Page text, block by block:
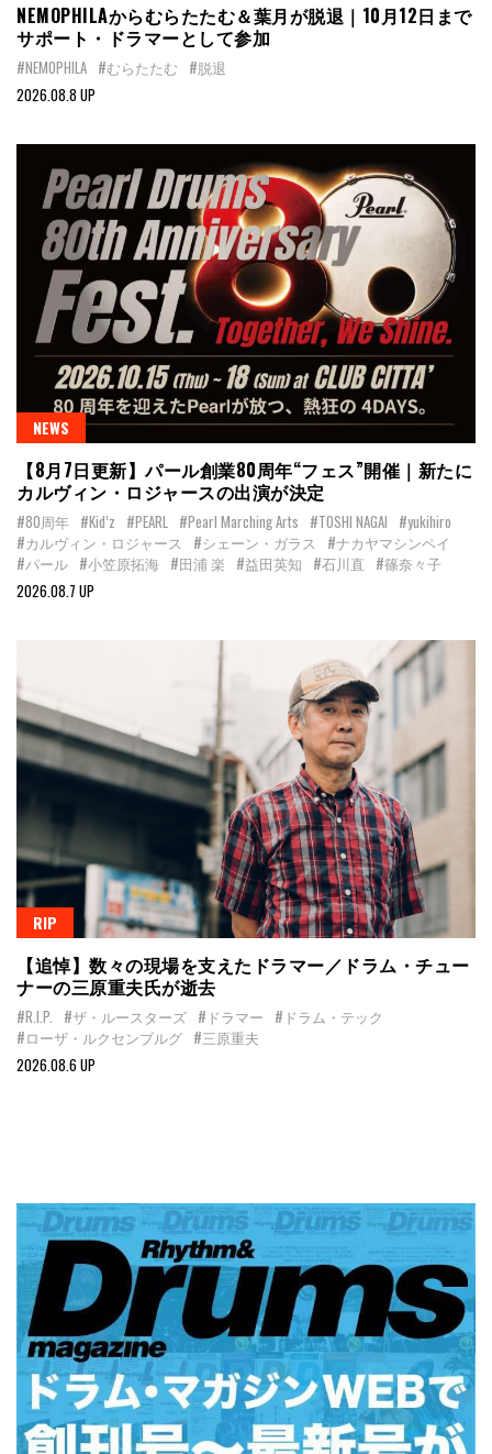
NEMOPHILAからむらたたむ＆葉月が脱退｜10月12日まで
サポート・ドラマーとして参加
#NEMOPHILA #むらたたむ #脱退
2026.08.8 UP
NEWS
【8月7日更新】パール創業80周年“フェス”開催｜新たに
カルヴィン・ロジャースの出演が決定
#80周年 #Kid’z #PEARL #Pearl Marching Arts #TOSHI NAGAI #yukihiro
#カルヴィン・ロジャース
#シェーン・ガラス
#ナカヤマシンペイ
#パール #小笠原拓海 #田浦 楽 #益田英知 #石川直 #篠奈々子
2026.08.7 UP
RIP
【追悼】数々の現場を支えたドラマー／ドラム・チュー
ナーの三原重夫氏が逝去
#R.I.P. #ザ・ルースターズ #ドラマー #ドラム・テック
#ローザ・ルクセンブルグ #三原重夫
2026.08.6 UP